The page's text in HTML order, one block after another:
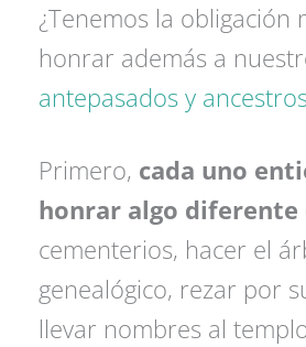
¿Tenemos la obligación
honrar además a
antepasados y
Primero, cada uno
honrar algo diferente
cementerios, hacer el
genealógico, rezar por
llevar nombres al